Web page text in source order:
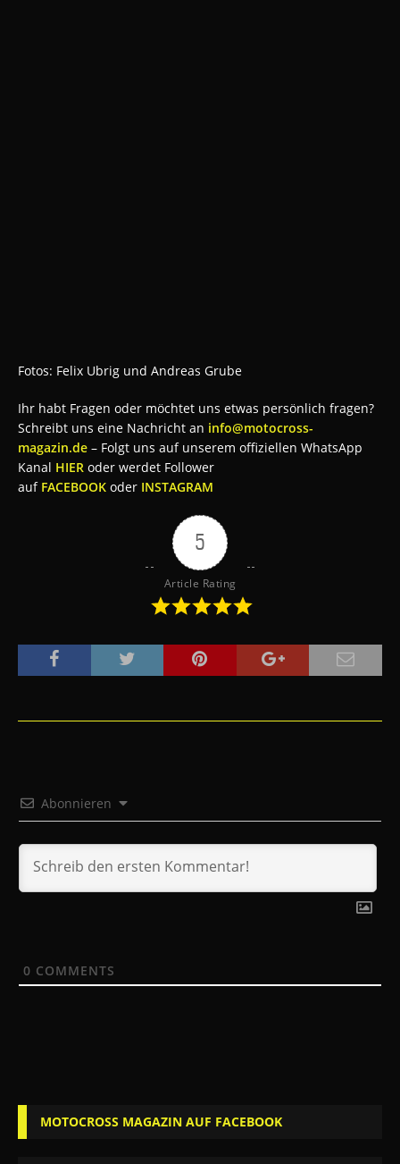
Fotos: Felix Ubrig und Andreas Grube
Ihr habt Fragen oder möchtet uns etwas persönlich fragen?
Schreibt uns eine Nachricht an info@motocross-
magazin.de – Folgt uns auf unserem offiziellen WhatsApp
Kanal HIER oder werdet Follower
auf FACEBOOK oder INSTAGRAM
5
Article Rating
Abonnieren
0 COMMENTS
MOTOCROSS MAGAZIN AUF FACEBOOK